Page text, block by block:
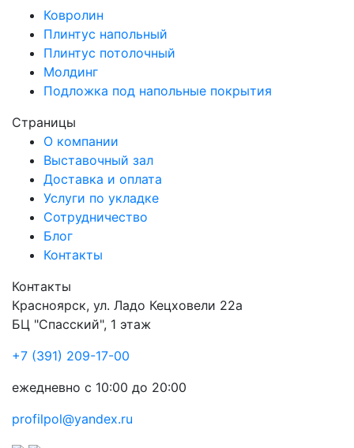
Ковролин
Плинтус напольный
Плинтус потолочный
Молдинг
Подложка под напольные покрытия
Страницы
О компании
Выставочный зал
Доставка и оплата
Услуги по укладке
Сотрудничество
Блог
Контакты
Контакты
Красноярск, ул. Ладо Кецховели 22а
БЦ "Спасский", 1 этаж
+7 (391) 209-17-00
ежедневно с 10:00 до 20:00
profilpol@yandex.ru